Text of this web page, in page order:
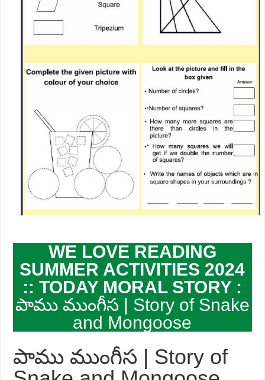
WE LOVE READING
SUMMER ACTIVITIES 2024
:: TODAY MORAL STORY :
పాము ముంగీస | Story of Snake
and Mongoose
పాము ముంగీస | Story of